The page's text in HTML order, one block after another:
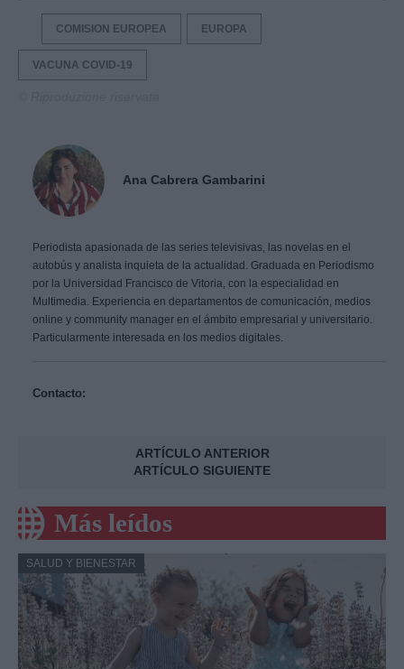
COMISION EUROPEA EUROPA
VACUNA COVID-19
Ana Cabrera Gambarini
Periodista apasionada de las series televisivas, las novelas en el
autobús y analista inquieta de la actualidad. Graduada en Periodismo
por la Universidad Francisco de Vitoria, con la especialidad en
Multimedia. Experiencia en departamentos de comunicación, medios
online y community manager en el ámbito empresarial y universitario.
Particularmente interesada en los medios digitales.
Contacto:
ARTÍCULO ANTERIOR
ARTÍCULO SIGUIENTE
Más leídos
SALUD Y BIENESTAR